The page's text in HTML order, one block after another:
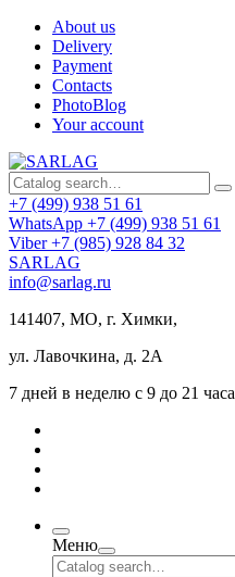
About us
Delivery
Payment
Contacts
PhotoBlog
Your account
+7 (499) 938 51 61
WhatsApp +7 (499) 938 51 61
Viber +7 (985) 928 84 32
SARLAG
info@sarlag.ru
141407, МО, г. Химки,
ул. Лавочкина, д. 2А
7 дней в неделю с 9 до 21 часа
Меню